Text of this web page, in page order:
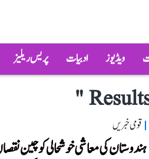
ویڈیوز ادبیات پریس ریلیز
"
قومی خبریں
ہندوستان کی معاشی خوشحالی کو چین